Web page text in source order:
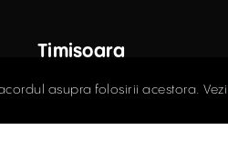
Timișoara
Nr. 24, Et. 5
0256.406.700
asupra folosirii acestora. Vezi